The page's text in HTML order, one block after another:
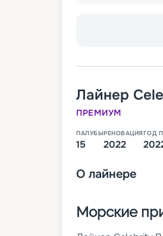
Лайнер
ПРЕМИУМ
ПАЛУБЫ
15
РЕНОВАЦИЯ
2022
ГОД
О лайнере
Морские